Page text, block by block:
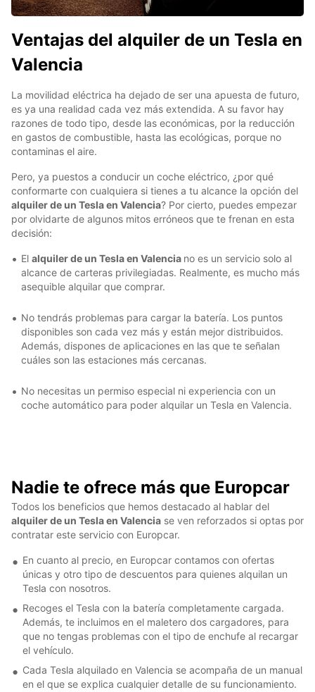
Ventajas del alquiler de un Tesla en
Valencia
La movilidad eléctrica ha dejado de ser una apuesta de futuro,
es ya una realidad cada vez más extendida. A su favor hay
razones de todo tipo, desde las económicas, por la reducción
en gastos de combustible, hasta las ecológicas, porque no
contaminas el aire.
Pero, ya puestos a conducir un coche eléctrico, ¿por qué
conformarte con cualquiera si tienes a tu alcance la opción del
alquiler de un Tesla en Valencia? Por cierto, puedes empezar
por olvidarte de algunos mitos erróneos que te frenan en esta
decisión:
El alquiler de un Tesla en Valencia no es un servicio solo al
alcance de carteras privilegiadas. Realmente, es mucho más
asequible alquilar que comprar.
No tendrás problemas para cargar la batería. Los puntos
disponibles son cada vez más y están mejor distribuidos.
Además, dispones de aplicaciones en las que te señalan
cuáles son las estaciones más cercanas.
No necesitas un permiso especial ni experiencia con un
coche automático para poder alquilar un Tesla en Valencia.
Nadie te ofrece más que Europcar
Todos los beneficios que hemos destacado al hablar del
alquiler de un Tesla en Valencia se ven reforzados si optas por
contratar este servicio con Europcar.
En cuanto al precio, en Europcar contamos con ofertas
únicas y otro tipo de descuentos para quienes alquilan un
Tesla con nosotros.
Recoges el Tesla con la batería completamente cargada.
Además, te incluimos en el maletero dos cargadores, para
que no tengas problemas con el tipo de enchufe al recargar
el vehículo.
Cada Tesla alquilado en Valencia se acompaña de un manual
en el que se explica cualquier detalle de su funcionamiento.